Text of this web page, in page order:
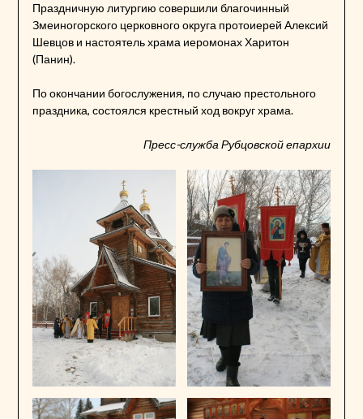
Праздничную литургию совершили благочинный
Змеиногорского церковного округа протоиерей Алексий
Шевцов и настоятель храма иеромонах Харитон
(Панин).
По окончании богослужения, по случаю престольного
праздника, состоялся крестный ход вокруг храма.
Пресс-служба Рубцовской епархии